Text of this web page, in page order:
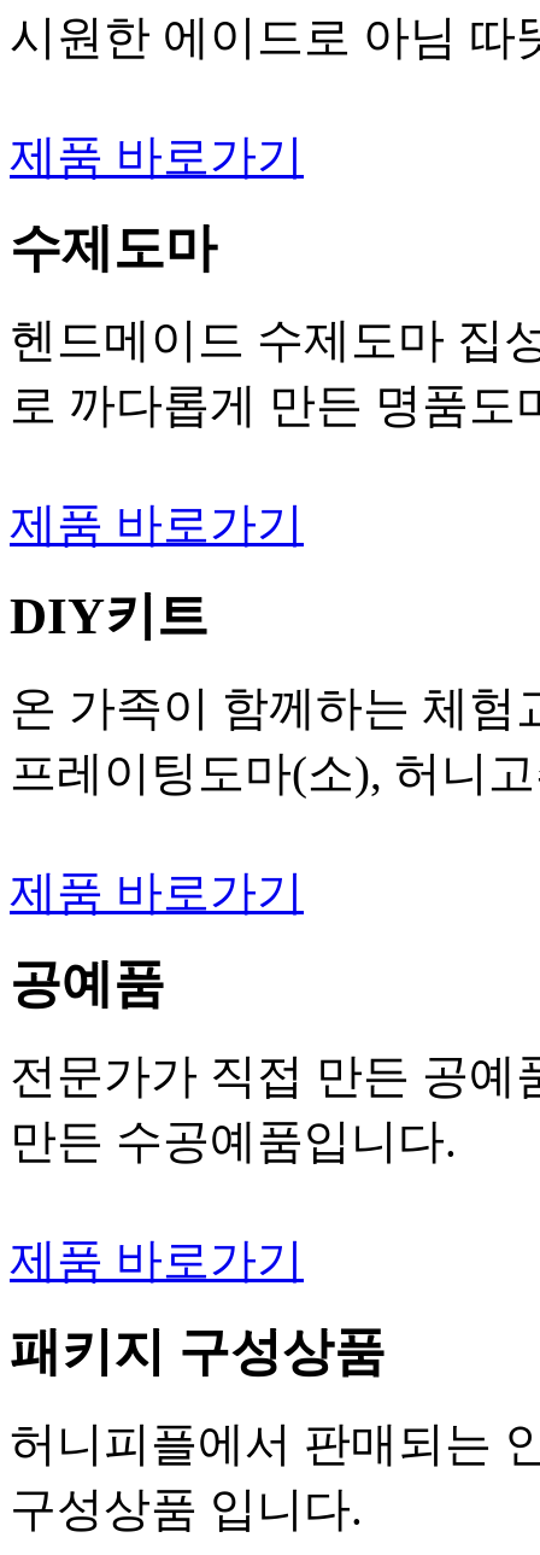
시원한 에이드로 아님 따
제품 바로가기
수제도마
헨드메이드 수제도마 집
로 까다롭게 만든 명품도
제품 바로가기
DIY키트
온 가족이 함께하는 체
프레이팅도마(소), 허니
제품 바로가기
공예품
전문가가 직접 만든 공예
만든 수공예품입니다.
제품 바로가기
패키지 구성상품
허니피플에서 판매되는
구성상품 입니다.